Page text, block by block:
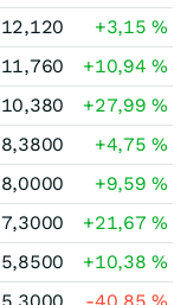
12,120 +3,15%
11,760 +10,94%
10,380 +27,99%
8,3800 +4,75%
8,0000 +9,59%
7,3000 +21,67%
5,8500 +10,38%